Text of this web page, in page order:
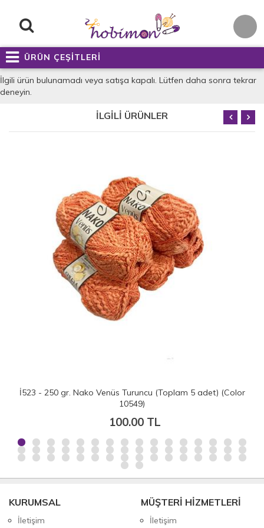
ÜRÜN ÇEŞİTLERİ
İlgili ürün bulunamadı veya satışa kapalı. Lütfen daha sonra tekrar
deneyin.
İLGİLİ ÜRÜNLER
İ523 - 250 gr. Nako Venüs Turuncu (Toplam 5 adet) (Color
10549)
100.00 TL
KURUMSAL
İletişim
MÜŞTERİ HİZMETLERİ
İletişim